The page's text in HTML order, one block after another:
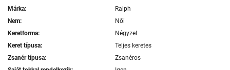
Márka:
Ralph
Nem:
Női
Keretforma:
Négyzet
Keret típusa:
Teljes keretes
Zsanér típusa:
Zsanéros